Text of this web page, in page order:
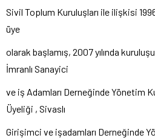
Sivil Toplum Kuruluşları ile ilişkisi
üye
olarak başlamış, 2007 yılında
İmranlı Sanayici
ve iş Adamları Derneğinde Yönetim
Üyeliği , Sivaslı
Girişimci ve işadamları Derneğinde